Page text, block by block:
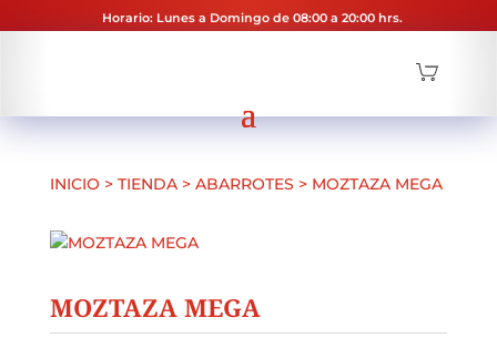
Horario: Lunes a Domingo de 08:00 a 20:00 hrs.
INICIO > TIENDA> ABARROTES > MOZTAZA MEGA
MOZTAZA MEGA